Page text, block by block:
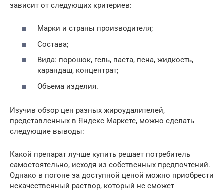
зависит от следующих критериев:
Марки и страны производителя;
Состава;
Вида: порошок, гель, паста, пена, жидкость,
карандаш, концентрат;
Объема изделия.
Изучив обзор цен разных жироудалителей,
представленных в Яндекс Маркете, можно сделать
следующие выводы:
Какой препарат лучше купить решает потребитель
самостоятельно, исходя из собственных предпочтений.
Однако в погоне за доступной ценой можно приобрести
некачественный раствор, который не сможет